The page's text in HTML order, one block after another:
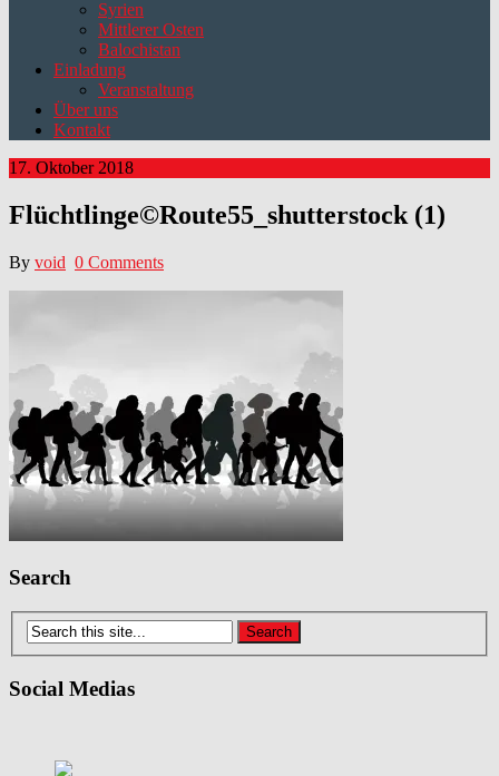
Syrien
Mittlerer Osten
Balochistan
Einladung
Veranstaltung
Über uns
Kontakt
17. Oktober 2018
Flüchtlinge©Route55_shutterstock (1)
By void 0 Comments
Search
Social Medias